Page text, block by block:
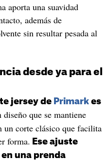
aporta una suavidad
además de
sin resultar pesada al
desde ya para el
jersey de Primarkes
diseño que se mantiene
un corte clásico que facilita
forma. Ese ajuste
una prenda